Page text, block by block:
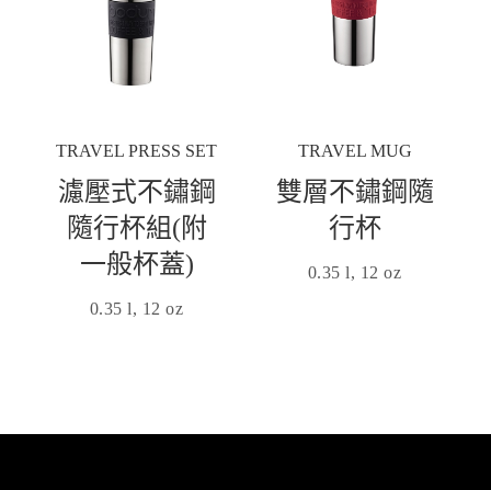
TRAVEL PRESS SET
濾壓式不鏽鋼
隨行杯組(附
一般杯蓋)
0.35 l, 12 oz
TRAVEL MUG
雙層不鏽鋼隨
行杯
0.35 l, 12 oz